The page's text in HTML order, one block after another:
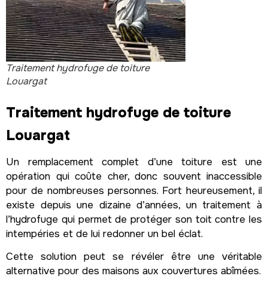
Traitement hydrofuge de toiture
Louargat
Traitement hydrofuge de toiture
Louargat
Un remplacement complet d’une toiture est une
opération qui coûte cher, donc souvent inaccessible
pour de nombreuses personnes. Fort heureusement, il
existe depuis une dizaine d’années, un traitement à
l’hydrofuge qui permet de protéger son toit contre les
intempéries et de lui redonner un bel éclat.
Cette solution peut se révéler être une véritable
alternative pour des maisons aux couvertures abîmées.